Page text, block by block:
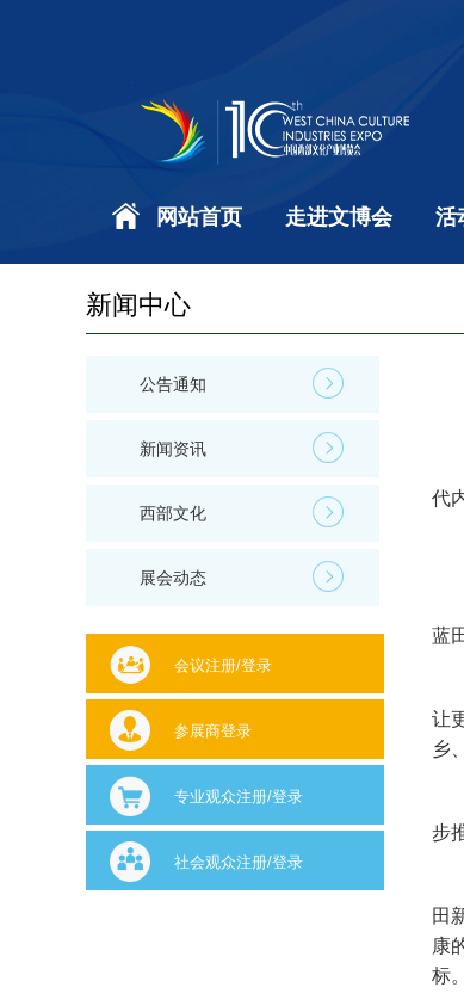
网站首页 走进文博会 活
新闻中心
公告通知
新闻资讯
西部文化
展会动态
会议注册/登录
参展商登录
专业观众注册/登录
社会观众注册/登录
代
蓝
让
乡
步
田
康
标。